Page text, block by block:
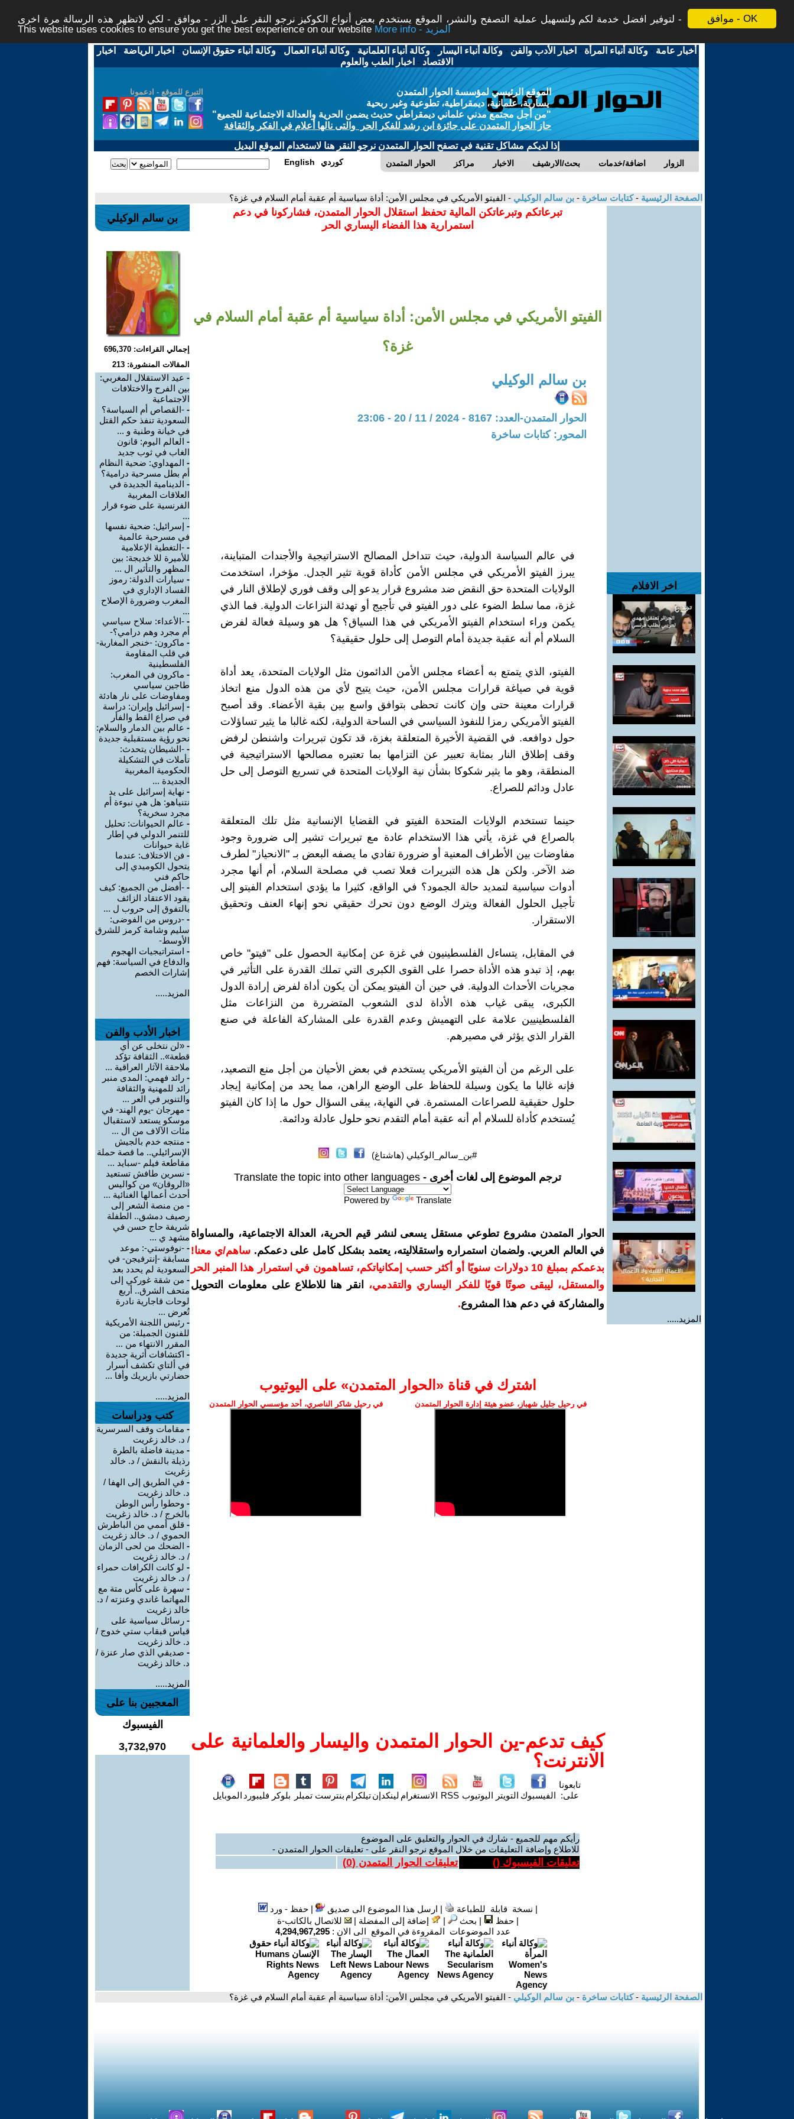
موافق - OK
لتوفير افضل خدمة لكم ولتسهيل عملية التصفح والنشر، الموقع يستخدم بعض أنواع الكوكيز نرجو النقر على الزر - موافق - لكي لاتظهر هذه الرسالة مرة اخرى -
This website uses cookies to ensure you get the best experience on our website
More info - المزيد
أخبار عامة -وكالة أنباء المرأة - اخبار الأدب والفن -وكالة أنباء اليسار -وكالة أنباء العلمانية -وكالة أنباء العمال -وكالة أنباء حقوق الإنسان - اخبار الرياضة - اخبار
الاقتصاد - اخبار الطب والعلوم
التبرع للموقع - ادعمونا
الموقع الرئيسي لمؤسسة الحوار المتمدن
يسارية، علمانية، ديمقراطية، تطوعية وغير ربحية
"من أجل مجتمع مدني علماني ديمقراطي حديث يضمن الحرية والعدالة الاجتماعية للجميع"
حاز الحوار المتمدن على جائزة ابن رشد للفكر الحر والتى نالها أعلام في الفكر والثقافة
إذا لديكم مشاكل تقنية في تصفح الحوار المتمدن نرجو النقر هنا لاستخدام الموقع البديل
الحوار المتمدن مراكز الاخبار بحث/الارشيف اضافة/خدمات الزوار English كوردي
الصفحة الرئيسية -كتابات ساخرة - بن سالم الوكيلي - الفيتو الأمريكي في مجلس الأمن: أداة سياسية أم عقبة أمام السلام في غزة؟
اخر الافلام
المزيد.....
تبرعاتكم وتبرعاتكن المالية تحفظ استقلال الحوار المتمدن، فشاركونا في دعم
استمرارية هذا الفضاء اليساري الحر
الفيتو الأمريكي في مجلس الأمن: أداة سياسية أم عقبة أمام السلام في
غزة؟
بن سالم الوكيلي
الحوار المتمدن-العدد: 8167 - 2024 / 11 / 20 - 23:06
المحور: كتابات ساخرة
في عالم السياسة الدولية، حيث تتداخل المصالح الاستراتيجية والأجندات المتباينة،
يبرز الفيتو الأمريكي في مجلس الأمن كأداة قوية تثير الجدل. مؤخرا، استخدمت
الولايات المتحدة حق النقض ضد مشروع قرار يدعو إلى وقف فوري لإطلاق النار في
غزة، مما سلط الضوء على دور الفيتو في تأجيج أو تهدئة النزاعات الدولية. فما الذي
يكمن وراء استخدام الفيتو الأمريكي في هذا السياق؟ هل هو وسيلة فعالة لفرض
السلام أم أنه عقبة جديدة أمام التوصل إلى حلول حقيقية؟
الفيتو، الذي يتمتع به أعضاء مجلس الأمن الدائمون مثل الولايات المتحدة، يعد أداة
قوية في صياغة قرارات مجلس الأمن، حيث يتيح لأي من هذه الدول منع اتخاذ
قرارات معينة حتى وإن كانت تحظى بتوافق واسع بين بقية الأعضاء. وقد أصبح
الفيتو الأمريكي رمزا للنفوذ السياسي في الساحة الدولية، لكنه غالبا ما يثير تساؤلات
حول دوافعه. في القضية الأخيرة المتعلقة بغزة، قد تكون تبريرات واشنطن لرفض
وقف إطلاق النار بمثابة تعبير عن التزامها بما تعتبره مصالحها الاستراتيجية في
المنطقة، وهو ما يثير شكوكا بشأن نية الولايات المتحدة في تسريع التوصل إلى حل
عادل ودائم للصراع.
حينما تستخدم الولايات المتحدة الفيتو في القضايا الإنسانية مثل تلك المتعلقة
بالصراع في غزة، يأتي هذا الاستخدام عادة مع تبريرات تشير إلى ضرورة وجود
مفاوضات بين الأطراف المعنية أو ضرورة تفادي ما يصفه البعض بـ "الانحياز" لطرف
ضد الآخر. ولكن هل هذه التبريرات فعلا تصب في مصلحة السلام، أم أنها مجرد
أدوات سياسية لتمديد حالة الجمود؟ في الواقع، كثيرا ما يؤدي استخدام الفيتو إلى
تأجيل الحلول الفعالة ويترك الوضع دون تحرك حقيقي نحو إنهاء العنف وتحقيق
الاستقرار.
في المقابل، يتساءل الفلسطينيون في غزة عن إمكانية الحصول على "فيتو" خاص
بهم، إذ تبدو هذه الأداة حصرا على القوى الكبرى التي تملك القدرة على التأثير في
مجريات الأحداث الدولية. في حين أن الفيتو يمكن أن يكون أداة لفرض إرادة الدول
الكبرى، يبقى غياب هذه الأداة لدى الشعوب المتضررة من النزاعات مثل
الفلسطينيين علامة على التهميش وعدم القدرة على المشاركة الفاعلة في صنع
القرار الذي يؤثر في مصيرهم.
على الرغم من أن الفيتو الأمريكي يستخدم في بعض الأحيان من أجل منع التصعيد،
فإنه غالبا ما يكون وسيلة للحفاظ على الوضع الراهن، مما يحد من إمكانية إيجاد
حلول حقيقية للصراعات المستمرة. في النهاية، يبقى السؤال حول ما إذا كان الفيتو
يُستخدم كأداة للسلام أم أنه عقبة أمام التقدم نحو حلول عادلة ودائمة.
#بن_سالم_الوكيلي (هاشتاغ)
ترجم الموضوع إلى لغات أخرى - Translate the topic into other languages
Powered by Translate
الحوار المتمدن مشروع تطوعي مستقل يسعى لنشر قيم الحرية، العدالة الاجتماعية، والمساواة
في العالم العربي. ولضمان استمراره واستقلاليته، يعتمد بشكل كامل على دعمكم. ساهم/ي معنا!
بدعمكم بمبلغ 10 دولارات سنويًا أو أكثر حسب إمكانياتكم، تساهمون في استمرار هذا المنبر الحر
والمستقل، ليبقى صوتًا قويًا للفكر اليساري والتقدمي،
انقر هنا للاطلاع على معلومات التحويل
والمشاركة في دعم هذا المشروع.
اشترك في قناة ‫«الحوار المتمدن» على اليوتيوب
في رحيل جليل شهباز، عضو هيئة إدارة الحوار المتمدن في رحيل شاكر الناصري، أحد مؤسسي الحوار المتمدن
كيف تدعم-ين الحوار المتمدن واليسار والعلمانية على
الانترنت؟
تابعونا
على: الفيسبوك التويتر اليوتيوب RSS الانستغرام لينكدإنتيلكرام بنترست تمبلر بلوكر فليبورد الموبايل
رأيكم مهم للجميع - شارك في الحوار والتعليق على الموضوع
للاطلاع وإضافة التعليقات من خلال الموقع نرجو النقر على - تعليقات الحوار المتمدن -
تعليقات الفيسبوك () تعليقات الحوار المتمدن (0
)
| نسخة قابلة للطباعة | ارسل هذا الموضوع الى صديق |حفظ - ورد
|حفظ | بحث | إضافة إلى المفضلة |
للاتصال بالكاتب-ة
عدد الموضوعات المقروءة في الموقع الى الان : 4,294,967,295
بن سالم الوكيلي
إجمالي القراءات: 696,370
المقالات المنشورة: 213
- عيد الاستقلال المغربي:
بين الفرح والاختلافات
الاجتماعية
- -القصاص أم السياسة؟
السعودية تنفذ حكم القتل
في خيانة وطنية و ...
- العالم اليوم: قانون
الغاب في ثوب جديد
- المهداوي: ضحية النظام
أم بطل مسرحية درامية؟
- الدينامية الجديدة في
العلاقات المغربية
الفرنسية على ضوء قرار
...
- إسرائيل: ضحية نفسها
في مسرحية عالمية
- -التغطية الإعلامية
للأميرة للا خديجة: بين
المظهر والتأثير ال ...
- سيارات الدولة: رموز
الفساد الإداري في
المغرب وضرورة الإصلاح
...
- -الأعداء: سلاح سياسي
أم مجرد وهم درامي؟-
- ماكرون: -خنجر المغاربة-
في قلب المقاومة
الفلسطينية
- ماكرون في المغرب:
طاجين سياسي
ومفاوضات على نار هادئة
- إسرائيل وإيران: دراسة
في صراع القط والفأر
- عالم بين الدمار والسلام:
نحو رؤية مستقبلية جديدة
- -الشيطان يتحدث:
تأملات في التشكيلة
الحكومية المغربية
الجديدة ...
- نهاية إسرائيل على يد
نتنياهو: هل هي نبوءة أم
مجرد سخرية؟
- عالم الحيوانات: تحليل
للتنمر الدولي في إطار
غابة حيوانات
- فن الاختلاف: عندما
يتحول الكوميدي إلى
حاكم فني
- -أفضل من الجميع: كيف
يقود الاعتقاد الزائف
بالتفوق إلى حروب ل ...
- -دروس من الفوضى:
سليم وشامة كرمز للشرق
الأوسط-
- استراتيجيات الهجوم
والدفاع في السياسة: فهم
إشارات الخصم
المزيد.....
اخبار الأدب والفن
- «لن نتخلى عن أي
قطعة».. الثقافة تؤكد
ملاحقة الآثار العراقية ...
- رائد فهمي: المدى منبر
رائد للمهنية والثقافة
والتنوير في العر ...
- مهرجان -يوم الهند- في
موسكو يستعد لاستقبال
مئات الآلاف من ال ...
- منتجه خدم بالجيش
الإسرائيلي.. ما قصة حملة
مقاطعة فيلم -سبايد ...
- نسرين طافش تستعيد
«الروقان» من كواليس
أحدث أعمالها الغنائية ...
- من منصة الشعر إلى
رصيف دمشق.. الطفلة
شريفة حاج حسن في
مشهد ي ...
- -نوفوستي-: موعد
مسابقة -إنترفيجن- في
السعودية لم يحدد بعد
- من شقة غوركي إلى
متحف الشرق.. أربع
لوحات قاجارية نادرة
تُعرض ...
- رئيس اللجنة الأمريكية
للفنون الجميلة: من
المقرر الانتهاء من ...
- اكتشافات أثرية جديدة
في ألتاي تكشف أسرار
حضارتي بازيريك وأفا ...
المزيد.....
كتب ودراسات
- مقامات وقف السرسرية
/ د. خالد زغريت
- مدينة فاضلة بالطرة
رذيلة بالنقش / د. خالد
زغريت
- في الطريق إلى الهفا /
د. خالد زغريت
- وحطوا رأس الوطن
بالخرج / د. خالد زغريت
- قلق أممي من الباطرش
الحموي / د. خالد زغريت
- الضحك من لحى الزمان
/ د. خالد زغريت
- لو كانت الكرافات حمراء
/ د. خالد زغريت
- سهرة على كأس متة مع
المهاتما غاندي وعنزته / د.
خالد زغريت
- رسائل سياسية على
قياس قبقاب ستي خدوج /
د. خالد زغريت
- صديقي الذي صار عنزة /
د. خالد زغريت
المزيد.....
المعجبين بنا على
الفيسبوك
3,732,970
الصفحة الرئيسية -كتابات ساخرة - بن سالم الوكيلي - الفيتو الأمريكي في مجلس الأمن: أداة سياسية أم عقبة أمام السلام في غزة؟